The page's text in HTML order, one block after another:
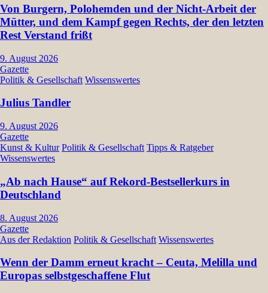
Von Burgern, Polohemden und der Nicht-Arbeit der
Mütter, und dem Kampf gegen Rechts, der den letzten
Rest Verstand frißt
9. August 2026
Gazette
Politik & Gesellschaft Wissenswertes
Julius Tandler
9. August 2026
Gazette
Kunst & Kultur Politik & Gesellschaft Tipps & Ratgeber
Wissenswertes
„Ab nach Hause“ auf Rekord-Bestsellerkurs in
Deutschland
8. August 2026
Gazette
Aus der Redaktion Politik & Gesellschaft Wissenswertes
Wenn der Damm erneut kracht – Ceuta, Melilla und
Europas selbstgeschaffene Flut